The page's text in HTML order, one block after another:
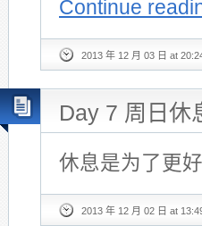
Continue
2013 年 12 月 03 日 at
Day 7 周日休
休息是为了更好
2013 年 12 月 02 日 at